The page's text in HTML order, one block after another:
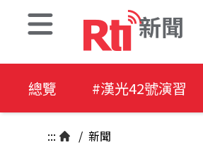
新聞
總覽 #漢光42號演習
::: / 新聞